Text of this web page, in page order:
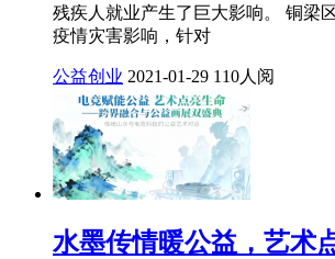
残疾人就业产生了巨大影响。 铜梁
疫情灾害影响，针对
公益创业 2021-01-29 110人阅
水墨传情暖公益，艺术